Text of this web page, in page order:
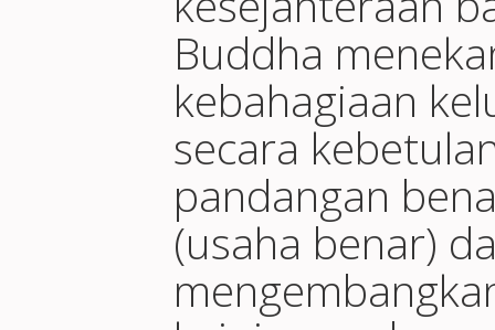
Buddha
kebahagiaan
secara
pandangan
(usaha benar)